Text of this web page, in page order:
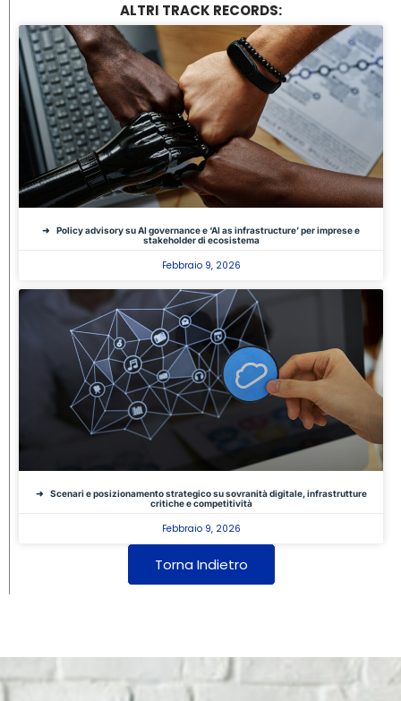
ALTRI TRACK RECORDS:
Policy advisory su AI governance e ‘AI as infrastructure’ per imprese e
stakeholder di ecosistema
Febbraio 9, 2026
Scenari e posizionamento strategico su sovranità digitale, infrastrutture
critiche e competitività
Febbraio 9, 2026
Torna Indietro